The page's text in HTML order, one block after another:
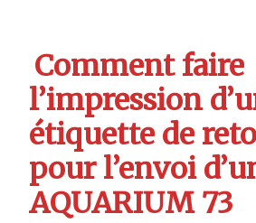
Comment faire
l’impression
étiquette de
pour l’envoi
AQUARIUM 73